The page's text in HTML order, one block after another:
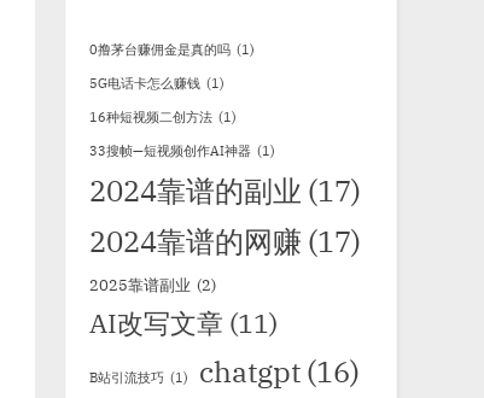
0撸茅台赚佣金是真的吗 (1)
5G电话卡怎么赚钱 (1)
16种短视频二创方法 (1)
33搜帧—短视频创作AI神器 (1)
2024靠谱的副业 (17)
2024靠谱的网赚 (17)
2025靠谱副业 (2)
AI改写文章 (11)
B站引流技巧 (1) chatgpt(16)